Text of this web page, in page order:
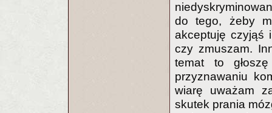
do tego, żeby
akceptuję czyjąś
czy zmuszam.
temat to
przyznawaniu
wiarę uważam
skutek prania